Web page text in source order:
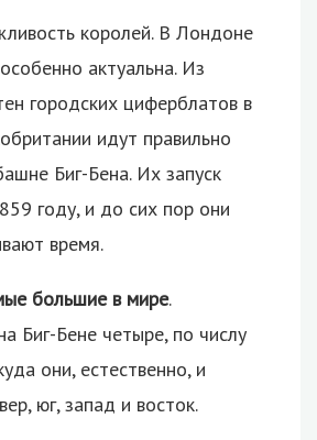
королей. В Лондоне
актуальна. Из
городских циферблатов в
идут правильно
Биг-Бена. Их запуск
году, и до сих пор они
время.
большие в мире.
Биг-Бене четыре, по числу
они, естественно, и
юг, запад и восток.